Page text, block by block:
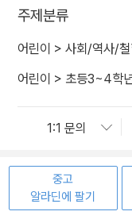
주제분류
어린이 > 사회/역사/
어린이 > 초등3~4학
중고
알라딘에 팔기